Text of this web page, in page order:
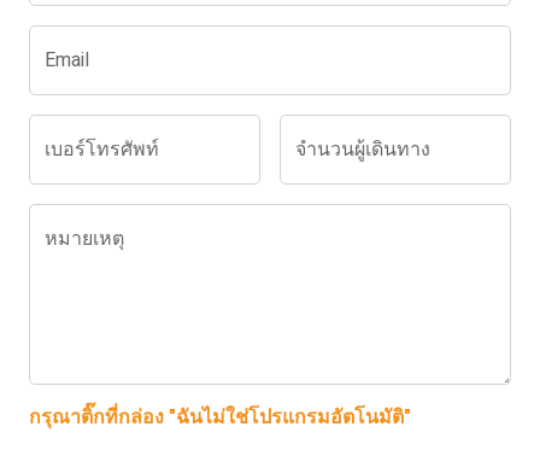
Email
เบอร์โทรศัพท์ จำนวนผู้เดินทาง
หมายเหตุ
กรุณาติ๊กที่กล่อง "ฉันไม่ใช่โปรแกรมอัตโนมัติ"